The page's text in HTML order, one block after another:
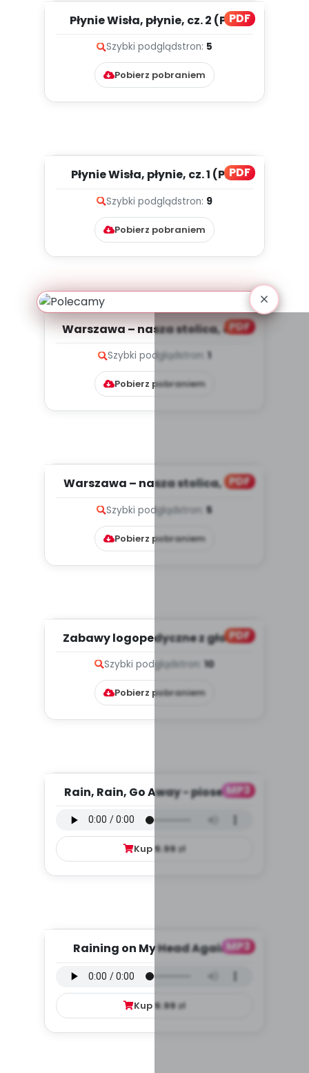
PDF
Płynie Wisła, płynie, cz. 2 (PD)
Szybki podglądstron: 5
Pobierz pobraniem
PDF
Płynie Wisła, płynie, cz. 1 (PD)
Szybki podglądstron: 9
Pobierz pobraniem
PDF
Warszawa – nasza stolica, cz. 2
Szybki podgląd stron: 1
Pobierz pobraniem
PDF
Warszawa – nasza stolica, cz. 1
Szybki podglądstron: 5
Pobierz pobraniem
PDF
Zabawy logopedyczne z głoską
Szybki podglądstron: 10
Pobierz pobraniem
MP3
Rain, Rain, Go Away - piosenka
Kup 9.99 zł
MP3
Raining on My Head Again -
Kup9.99zł